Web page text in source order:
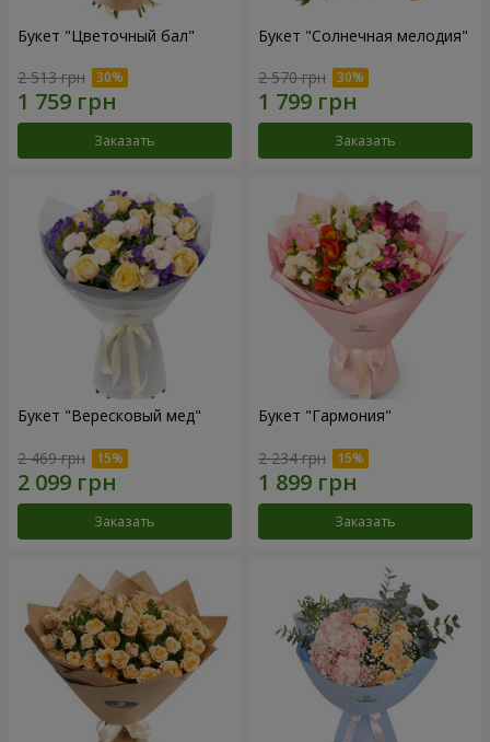
Букет "Цветочный бал"
2 513 грн
Заказать
Букет "Солнечная мелодия"
2 570 грн
Заказать
Букет "Вересковый мед"
2 469 грн
Заказать
Букет "Гармония"
2 234 грн
Заказать